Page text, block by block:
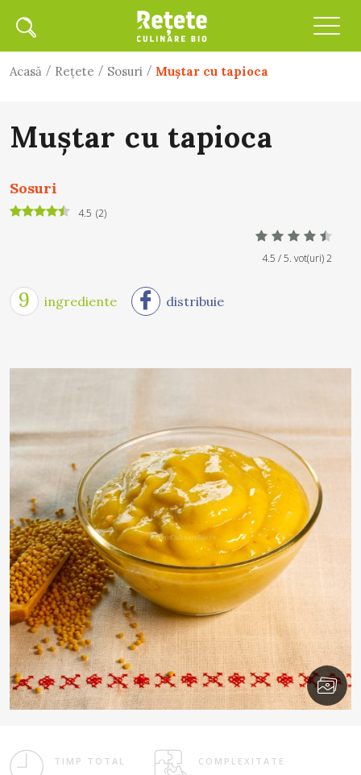
Acasă / Rețete / Sosuri / Muștar cu tapioca
Muștar cu tapioca
Sosuri
4.5 (2)
4.5 / 5. vot(uri)2
9 ingrediente distribuie
TIMP TOTAL COMPLEXITATE